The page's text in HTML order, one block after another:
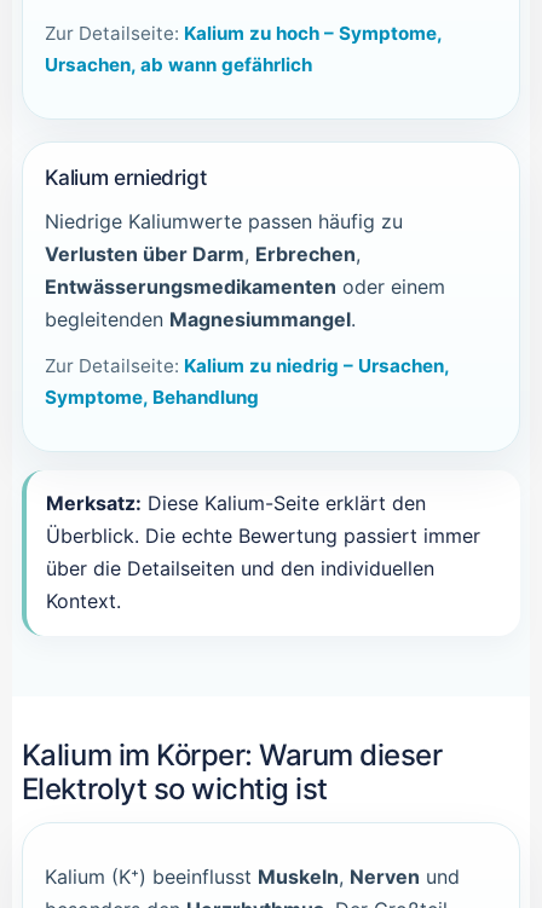
Zur Detailseite: Kalium zu hoch – Symptome,
Ursachen, ab wann gefährlich
Kalium erniedrigt
Niedrige Kaliumwerte passen häufig zu
Verlusten über Darm, Erbrechen,
Entwässerungsmedikamenten oder einem
begleitenden Magnesiummangel.
Zur Detailseite: Kalium zu niedrig – Ursachen,
Symptome, Behandlung
Merksatz: Diese Kalium-Seite erklärt den
Überblick. Die echte Bewertung passiert immer
über die Detailseiten und den individuellen
Kontext.
Kalium im Körper: Warum dieser
Elektrolyt so wichtig ist
Kalium (K⁺) beeinflusst Muskeln, Nerven und